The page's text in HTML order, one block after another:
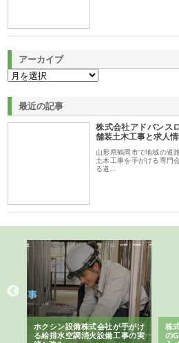
アーカイブ
最近の記事
株式会社アドバンス
舗装土木工事と求人
山形県鶴岡市で地域の道
土木工事を手がける専門
る道…
ホクシン設備株式会社が手がけ
る給排水空調消火設備工事の実
株
の